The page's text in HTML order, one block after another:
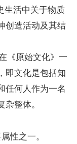
活中关于物质
创造活动及其结
《原始文化》一
即文化是包括知
任何人作为一名
整体。
性之一。